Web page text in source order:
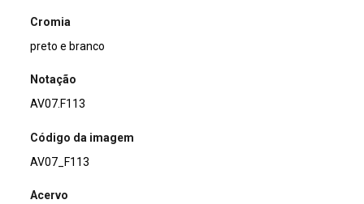
Cromia
preto e branco
Notação
AV07.F113
Código da imagem
AV07_F113
Acervo